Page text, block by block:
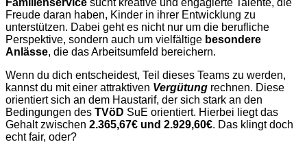
Freude daran haben, Kinder in ihrer Entwicklung zu
unterstützen. Dabei geht es nicht nur um die berufliche
Perspektive, sondern auch um vielfältige besondere
Anlässe, die das Arbeitsumfeld bereichern.
Wenn du dich entscheidest, Teil dieses Teams zu werden,
kannst du mit einer attraktiven Vergütung rechnen. Diese
orientiert sich an dem Haustarif, der sich stark an den
Bedingungen des TVöD SuE orientiert. Hierbei liegt das
Gehalt zwischen 2.365,67€ und 2.929,60€. Das klingt doch
echt fair, oder?